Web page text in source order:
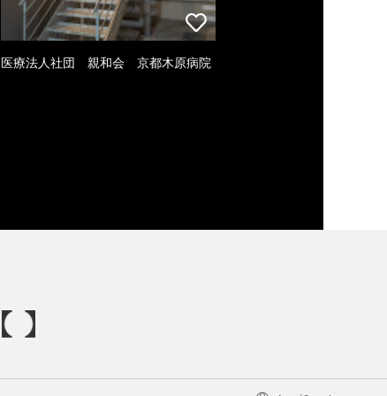
医療法人社団 親和会 京都木原病院